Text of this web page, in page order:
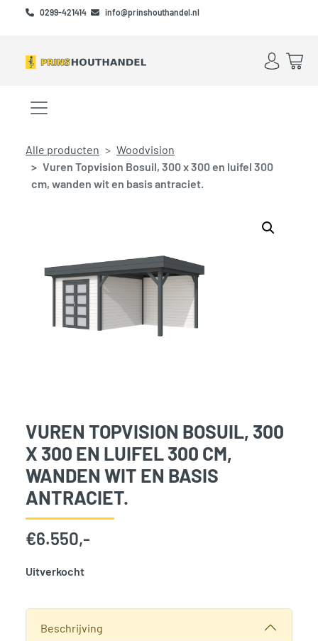
Skip to main content
Skip to footer
0299-421414 info@prinshouthandel.nl
Account
Menu openen/sluiten
Alle producten
Woodvision
Vuren Topvision Bosuil, 300 x 300 en luifel 300
cm, wanden wit en basis antraciet.
VUREN TOPVISION BOSUIL, 300
X 300 EN LUIFEL 300 CM,
WANDEN WIT EN BASIS
ANTRACIET.
€6.550,-
Uitverkocht
Beschrijving